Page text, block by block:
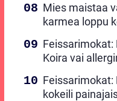
Mies maistaa
karmea loppu
Feissarimokat:
Koira vai
kokeili